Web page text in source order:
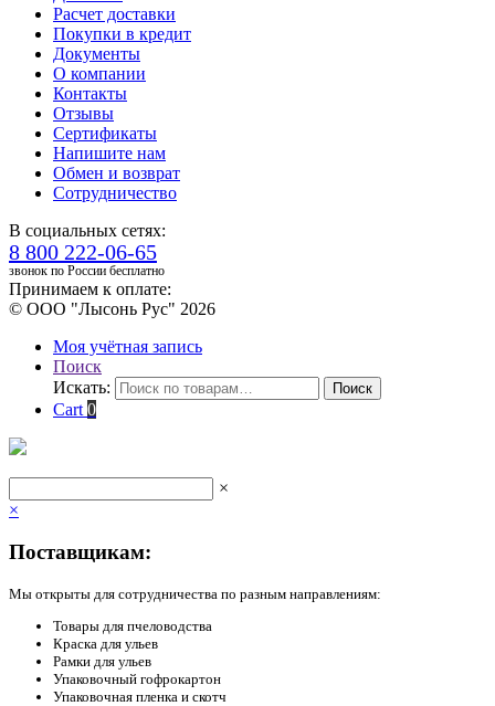
Расчет доставки
Покупки в кредит
Документы
О компании
Контакты
Отзывы
Сертификаты
Напишите нам
Обмен и возврат
Сотрудничество
В социальных сетях:
8 800 222-06-65
звонок по России бесплатно
Принимаем к оплате:
© ООО "Лысонь Рус" 2026
Моя учётная запись
Поиск
Искать:
Поиск
Cart 0
×
×
Поставщикам:
Мы открыты для сотрудничества по разным направлениям:
Товары для пчеловодства
Краска для ульев
Рамки для ульев
Упаковочный гофрокартон
Упаковочная пленка и скотч